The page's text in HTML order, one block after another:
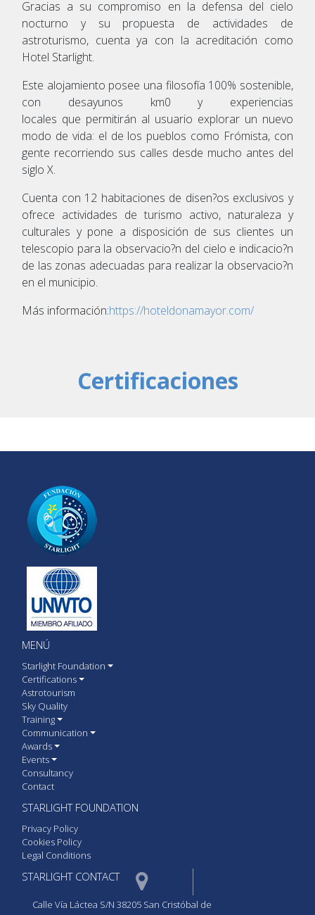
Gracias a su compromiso en la defensa del cielo
nocturno y su propuesta de actividades de
astroturismo, cuenta ya con la acreditación como
Hotel Starlight.
Este alojamiento posee una filosofía 100% sostenible,
con desayunos km0 y experiencias
locales que permitirán al usuario explorar un nuevo
modo de vida: el de los pueblos como Frómista, con
gente recorriendo sus calles desde mucho antes del
siglo X.
Cuenta con 12 habitaciones de disen?os exclusivos y
ofrece actividades de turismo activo, naturaleza y
culturales y pone a disposición de sus clientes un
telescopio para la observacio?n del cielo e indicacio?n
de las zonas adecuadas para realizar la observacio?n
en el municipio.
Más información:https://hoteldonamayor.com/
Certificaciones
MENÚ
Starlight Foundation
Certifications
Astrotourism
Sky Quality
Training
Communication
Awards
Events
Consultancy
Contact
STARLIGHT FOUNDATION
Privacy Policy
Cookies Policy
Legal Conditions
STARLIGHT CONTACT
Calle Vía Láctea S/N 38205 San Cristóbal de